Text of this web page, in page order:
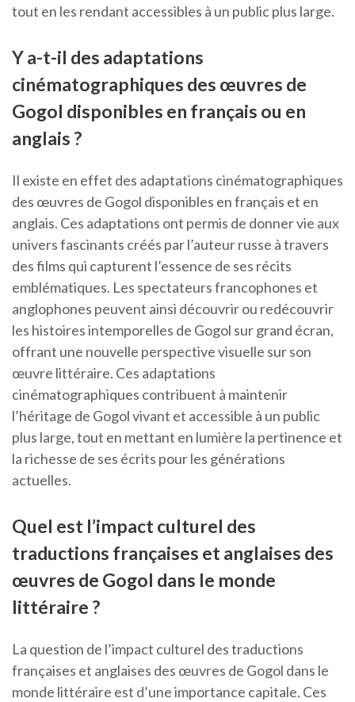
tout en les rendant accessibles à un public plus large.
Y a-t-il des adaptations
cinématographiques des œuvres de
Gogol disponibles en français ou en
anglais ?
Il existe en effet des adaptations cinématographiques
des œuvres de Gogol disponibles en français et en
anglais. Ces adaptations ont permis de donner vie aux
univers fascinants créés par l’auteur russe à travers
des films qui capturent l’essence de ses récits
emblématiques. Les spectateurs francophones et
anglophones peuvent ainsi découvrir ou redécouvrir
les histoires intemporelles de Gogol sur grand écran,
offrant une nouvelle perspective visuelle sur son
œuvre littéraire. Ces adaptations
cinématographiques contribuent à maintenir
l’héritage de Gogol vivant et accessible à un public
plus large, tout en mettant en lumière la pertinence et
la richesse de ses écrits pour les générations
actuelles.
Quel est l’impact culturel des
traductions françaises et anglaises des
œuvres de Gogol dans le monde
littéraire ?
La question de l’impact culturel des traductions
françaises et anglaises des œuvres de Gogol dans le
monde littéraire est d’une importance capitale. Ces